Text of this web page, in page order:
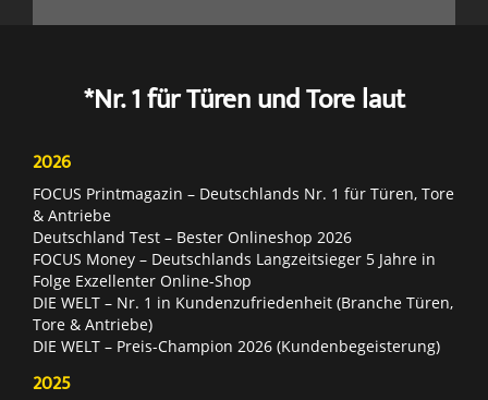
*Nr. 1 für Türen und Tore laut
2026
FOCUS Printmagazin – Deutschlands Nr. 1 für Türen, Tore
& Antriebe
Deutschland Test – Bester Onlineshop 2026
FOCUS Money – Deutschlands Langzeitsieger 5 Jahre in
Folge Exzellenter Online-Shop
DIE WELT – Nr. 1 in Kundenzufriedenheit (Branche Türen,
Tore & Antriebe)
DIE WELT – Preis-Champion 2026 (Kundenbegeisterung)
2025